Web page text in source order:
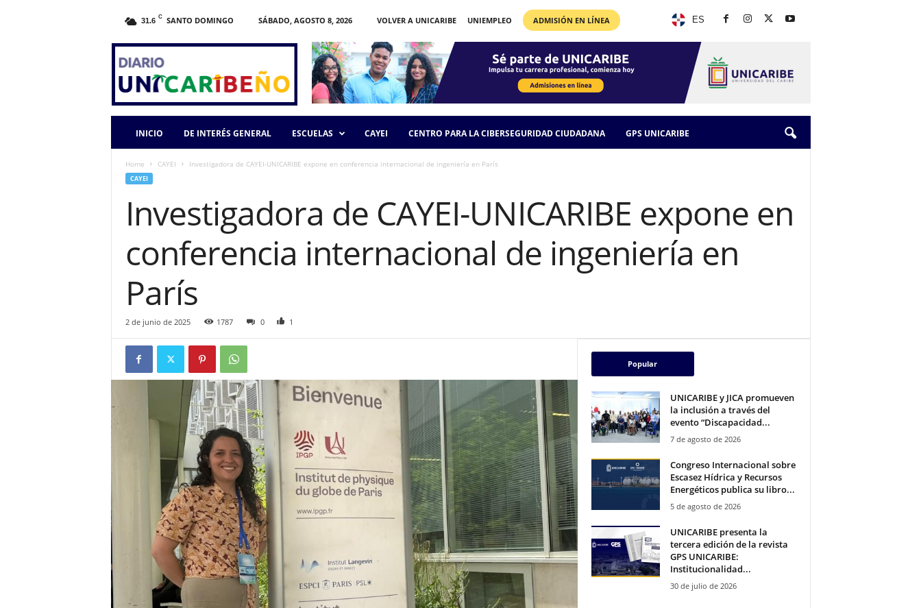
ES
31.6 C SANTO DOMINGO SÁBADO, AGOSTO 8, 2026 VOLVER A UNICARIBE UNIEMPLEO ADMISIÓN EN LÍNEA
INICIO DE INTERÉS GENERAL ESCUELAS CAYEI CENTRO PARA LA CIBERSEGURIDAD CIUDADANA GPS UNICARIBE
Home CAYEI Investigadora de CAYEI-UNICARIBE expone en conferencia internacional de ingeniería en París
CAYEI
Investigadora de CAYEI-UNICARIBE expone en
conferencia internacional de ingeniería en
París
2 de junio de 2025 1787 0 1
Popular
UNICARIBE y JICA promueven
la inclusión a través del
evento “Discapacidad...
7 de agosto de 2026
Congreso Internacional sobre
Escasez Hídrica y Recursos
Energéticos publica su libro...
5 de agosto de 2026
UNICARIBE presenta la
tercera edición de la revista
GPS UNICARIBE:
Institucionalidad...
30 de julio de 2026